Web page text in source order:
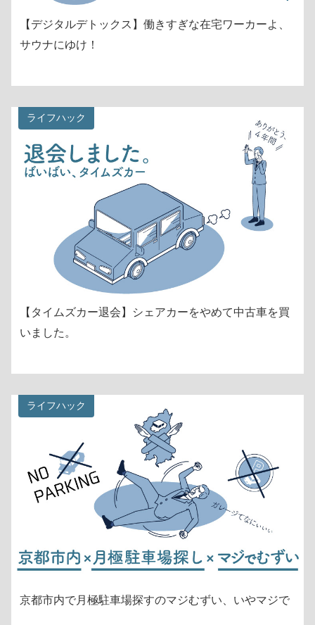
【デジタルデトックス】働きすぎな在宅ワーカーよ、
サウナにゆけ！
ライフハック
【タイムズカー退会】シェアカーをやめて中古車を買
いました。
ライフハック
京都市内で月極駐車場探すのマジむずい、いやマジで